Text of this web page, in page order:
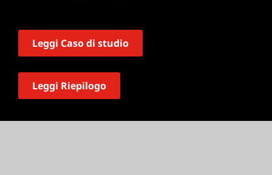
Leggi Caso di studio
Leggi Riepilogo